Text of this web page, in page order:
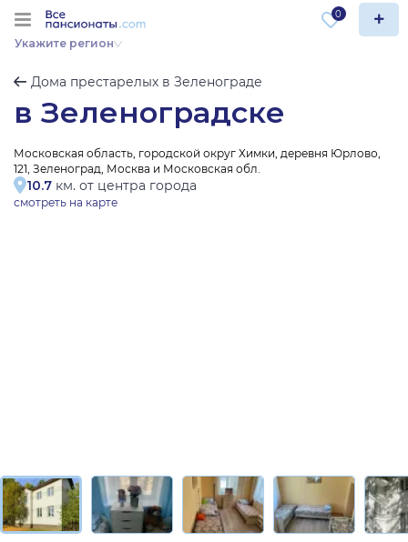
Укажите регион
0
Дома престарелых в Зеленограде
в Зеленоградске
Московская область, городской округ Химки, деревня Юрлово,
121, Зеленоград, Москва и Московская обл.
10.7 км. от центра города
смотреть на карте